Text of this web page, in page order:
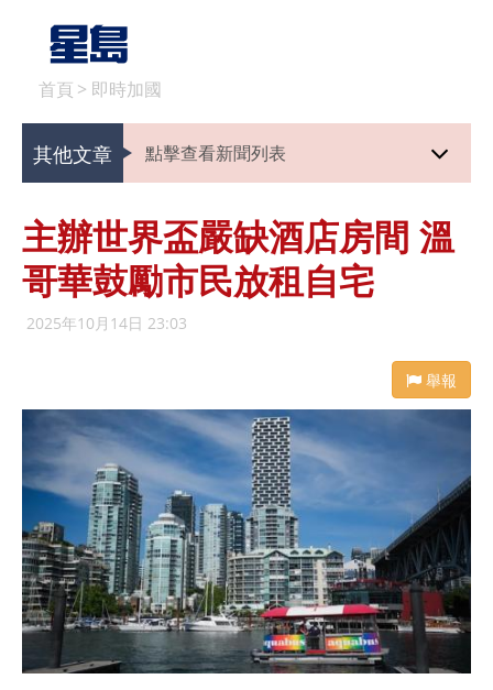
首頁 > 即時加國
其他文章 點擊查看新聞列表
主辦世界盃嚴缺酒店房間 溫
哥華鼓勵市民放租自宅
2025年10月14日 23:03
舉報